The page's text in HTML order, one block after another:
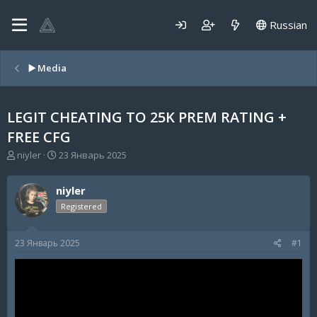
Russian
▶️ Media
LEGIT CHEATING TO 25K PREM RATING +
FREE CFG
А
т
о
р
м
ы
niyler
Д
т
а
н
а
л
23 Январь 2025
niyler
Registered
23 Январь 2025 #1